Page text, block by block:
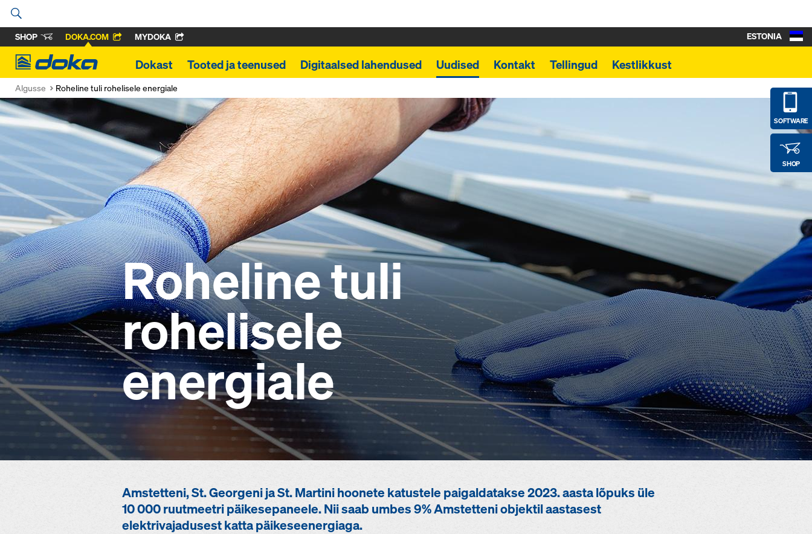
SHOP DOKA.COM MYDOKA
Doka
Dokast Tooted ja teenused Digitaalsed lahendused Uudised Kontakt Tellingud Kestlikkust
SOFTWARE
SHOP
ESTONIA
Algusse Roheline tuli rohelisele energiale
Roheline tuli
rohelisele
energiale
Amstetteni, St. Georgeni ja St. Martini hoonete katustele paigaldatakse 2023. aasta lõpuks üle
10 000 ruutmeetri päikesepaneele. Nii saab umbes 9% Amstetteni objektil aastasest
elektrivajadusest katta päikeseenergiaga.